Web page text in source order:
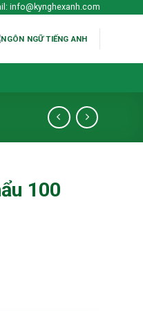
info@kynghexanh.com
100